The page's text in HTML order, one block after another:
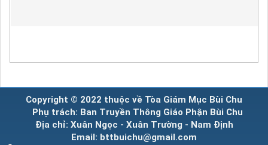
Copyright © 2022 thuộc về Tòa Giám Mục Bùi Chu
Phụ trách: Ban Truyền Thông Giáo Phận Bùi Chu
Địa chỉ: Xuân Ngọc - Xuân Trường - Nam Định
Email: bttbuichu@gmail.com